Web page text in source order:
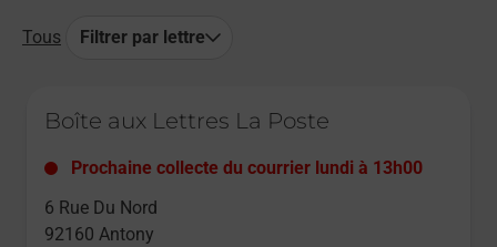
Tous Filtrer par lettre
Boîte aux Lettres La Poste
Prochaine collecte du courrier lundi à 13h00
6 Rue Du Nord
92160 Antony